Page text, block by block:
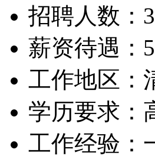
招聘人数：
薪资待遇：
工作地区：
学历要求：
工作经验：